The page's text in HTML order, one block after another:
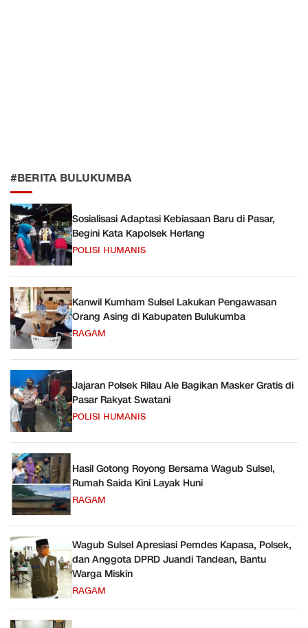
#BERITA BULUKUMBA
Sosialisasi Adaptasi Kebiasaan Baru di Pasar,
Begini Kata Kapolsek Herlang
POLISI HUMANIS
Kanwil Kumham Sulsel Lakukan Pengawasan
Orang Asing di Kabupaten Bulukumba
RAGAM
Jajaran Polsek Rilau Ale Bagikan Masker Gratis di
Pasar Rakyat Swatani
POLISI HUMANIS
Hasil Gotong Royong Bersama Wagub Sulsel,
Rumah Saida Kini Layak Huni
RAGAM
Wagub Sulsel Apresiasi Pemdes Kapasa, Polsek,
dan Anggota DPRD Juandi Tandean, Bantu
Warga Miskin
RAGAM